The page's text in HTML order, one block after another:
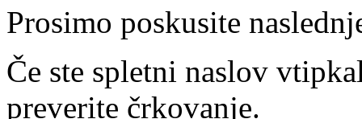
Prosimo poskusite
Če ste spletni naslov
preverite črkovanje.